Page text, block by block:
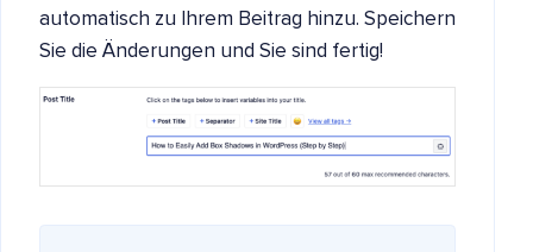
automatisch zu Ihrem Beitrag hinzu. Speichern
Sie die Änderungen und Sie sind fertig!